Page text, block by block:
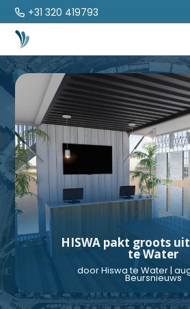
+31 320 419793
HISWA pakt groots
te Water
doorHiswa te Water|
Beursnieuws